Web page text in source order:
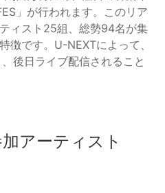
」が行われます。このリア
ィスト25組、総勢94名が集
徴です。U-NEXTによって、
後日ライブ配信されること
アーティスト